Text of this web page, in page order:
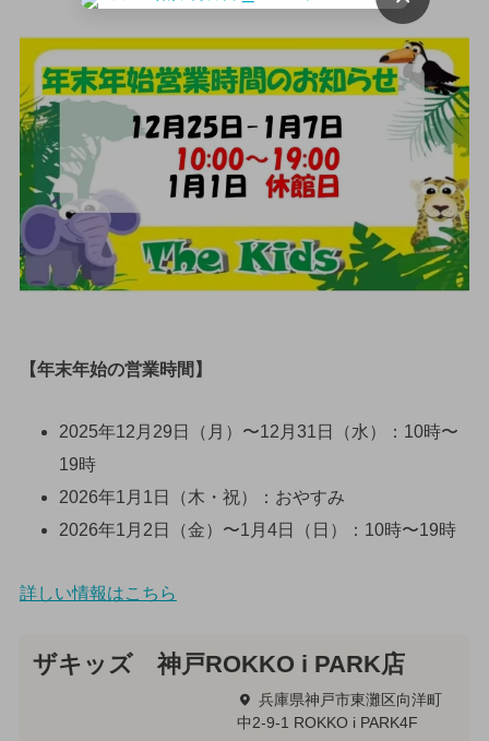
【年末年始の営業時間】
2025年12月29日（月）〜12月31日（水）：10時〜
19時
2026年1月1日（木・祝）：おやすみ
2026年1月2日（金）〜1月4日（日）：10時〜19時
詳しい情報はこちら
ザキッズ 神戸ROKKO i PARK店
兵庫県神戸市東灘区向洋町
中2-9-1 ROKKO i PARK4F